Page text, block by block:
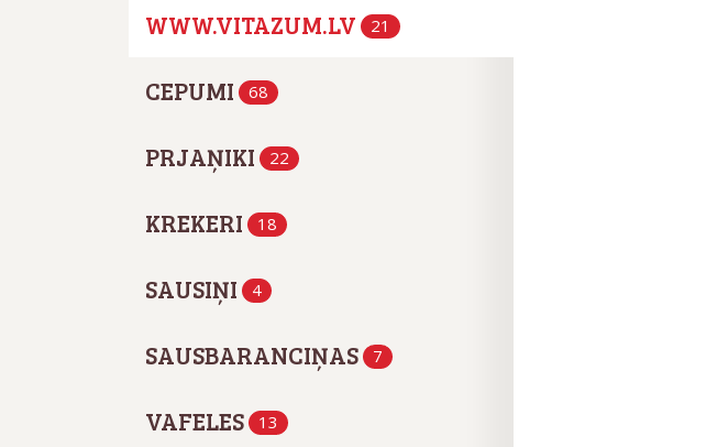
WWW.VITAZUM.LV 21
CEPUMI 68
PRJAŅIKI 22
KREKERI 18
SAUSIŅI 4
SAUSBARANCIŅAS 7
VAFELES 13